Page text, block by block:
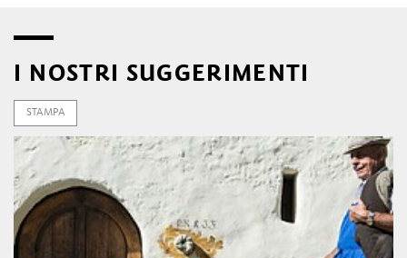
I NOSTRI SUGGERIMENTI
STAMPA